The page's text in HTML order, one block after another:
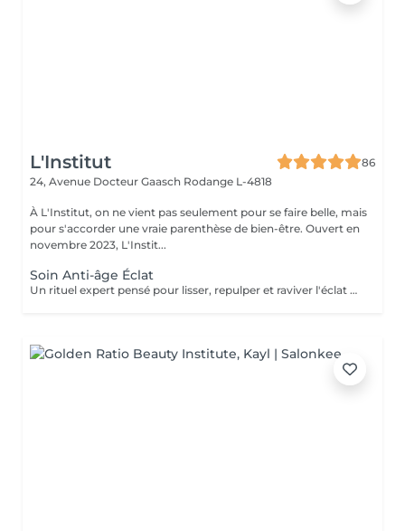
L'Institut
86
24, Avenue Docteur Gaasch Rodange L-4818
À L'Institut, on ne vient pas seulement pour se faire belle, mais
pour s'accorder une vraie parenthèse de bien-être. Ouvert en
novembre 2023, L'Instit...
Soin Anti-âge Éclat
Un rituel expert pensé pour lisser, repulper et raviver l'éclat de la peau. Le soin débute par un nettoyage doux au savon purifiant, suivi de vapeur pour préparer la peau et faciliter l'extraction des comédons si nécessaire. Un soin de jour repulpant et régénérant, délicatement parfumé aux feuilles de figuier fraîches, est appliqué lors d'un massage profond et relaxant. Le contour des yeux est travaillé avec précision pour lisser les traits et redonner luminosité au regard. Le soin s'achève par l'application d'un masque collagène anti-rides, offrant une peau visiblement plus ferme, lissée et éclatante. 60' min 89,90€